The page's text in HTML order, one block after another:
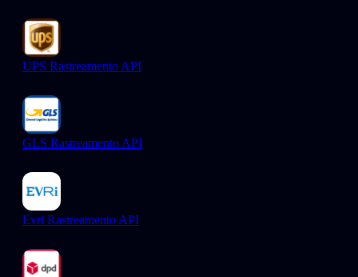
UPS Rastreamento API
GLS Rastreamento API
Evri Rastreamento API